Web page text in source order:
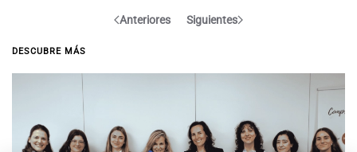
Anteriores Siguientes
DESCUBRE MÁS